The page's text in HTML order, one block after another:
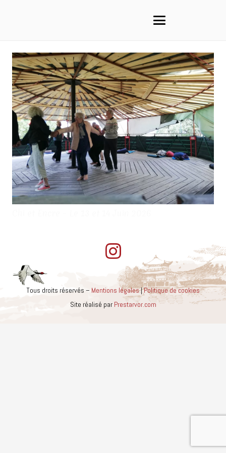
Tous droits réservés – Mentions légales|Politique de cookies
Site réalisé par Prestarvor.com